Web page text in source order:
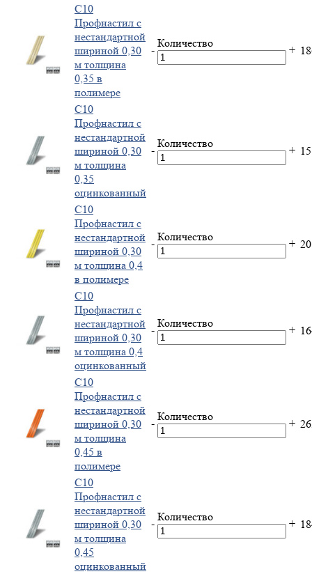
С10
Профнастил с
нестандартной
шириной 0,30
м толщина
0,35 в
полимере
-
Количество
+
С10
Профнастил с
нестандартной
шириной 0,30
м толщина
0,35
оцинкованный
-
Количество
+
С10
Профнастил с
нестандартной
шириной 0,30
м толщина 0,4
в полимере
-
Количество
+
С10
Профнастил с
нестандартной
шириной 0,30
м толщина 0,4
оцинкованный
-
Количество
+
С10
Профнастил с
нестандартной
шириной 0,30
м толщина
0,45 в
полимере
-
Количество
+
С10
Профнастил с
нестандартной
шириной 0,30
м толщина
0,45
оцинкованный
-
Количество
+